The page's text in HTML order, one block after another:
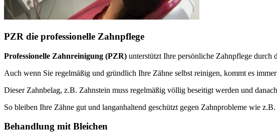
PZR die professionelle Zahnpflege
Professionelle Zahnreinigung (PZR) unterstützt Ihre persönliche Zahnpflege
Auch wenn Sie regelmäßig und gründlich Ihre Zähne selbst reinigen, kommt es
Dieser Zahnbelag, z.B. Zahnstein muss regelmäßig völlig beseitigt werden und
So bleiben Ihre Zähne gut und langanhaltend geschützt gegen Zahnprobleme wie
Behandlung mit Bleichen